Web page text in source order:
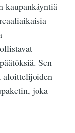
kaupankäyntiä
Sen
aloittelijoiden
joka